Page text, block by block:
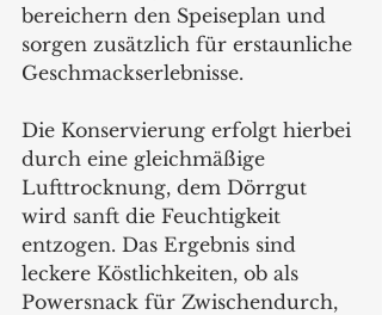
bereichern den Speiseplan und
sorgen zusätzlich für erstaunliche
Geschmackserlebnisse.
Die Konservierung erfolgt hierbei
durch eine gleichmäßige
Lufttrocknung, dem Dörrgut
wird sanft die Feuchtigkeit
entzogen. Das Ergebnis sind
leckere Köstlichkeiten, ob als
Powersnack für Zwischendurch,